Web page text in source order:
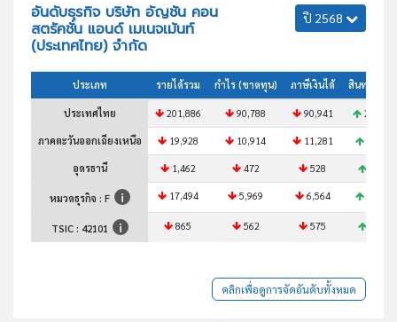
อันดับธุรกิจ บริษัท อัญชัน คอน
สตรัคชั่น แอนด์ เมเนจเม้นท์
(ประเทศไทย) จำกัด
ปี 2568
ประเภท รายได้รวม กำไร (ขาดทุน) ภาษีเงินได้ สินทรัพย์ร
ประเทศไทย 201,886 90,788 90,941
ภาคตะวันออกเฉียงเหนือ 19,928 10,914 11,281
อุดรธานี 1,462 472 528
หมวดธุรกิจ : F 17,494 5,969 6,564
TSIC : 42101 865 562 575
คลิกเพื่อดูการจัดอันดับทั้งหมด